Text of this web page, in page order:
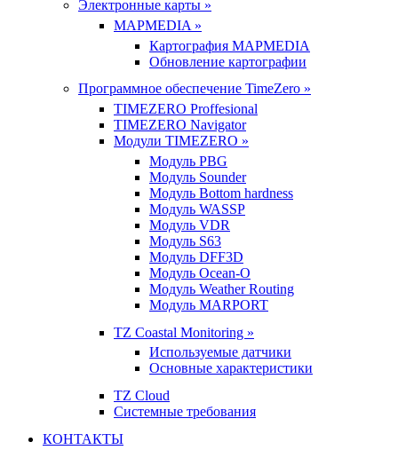
Электронные карты »
MAPMEDIA »
Картография MAPMEDIA
Обновление картографии
Программное обеспечение TimeZero »
TIMEZERO Proffesional
TIMEZERO Navigator
Модули TIMEZERO »
Модуль PBG
Модуль Sounder
Модуль Bottom hardness
Модуль WASSP
Модуль VDR
Модуль S63
Модуль DFF3D
Модуль Ocean-O
Модуль Weather Routing
Модуль MARPORT
TZ Coastal Monitoring »
Используемые датчики
Основные характеристики
TZ Cloud
Системные требования
КОНТАКТЫ